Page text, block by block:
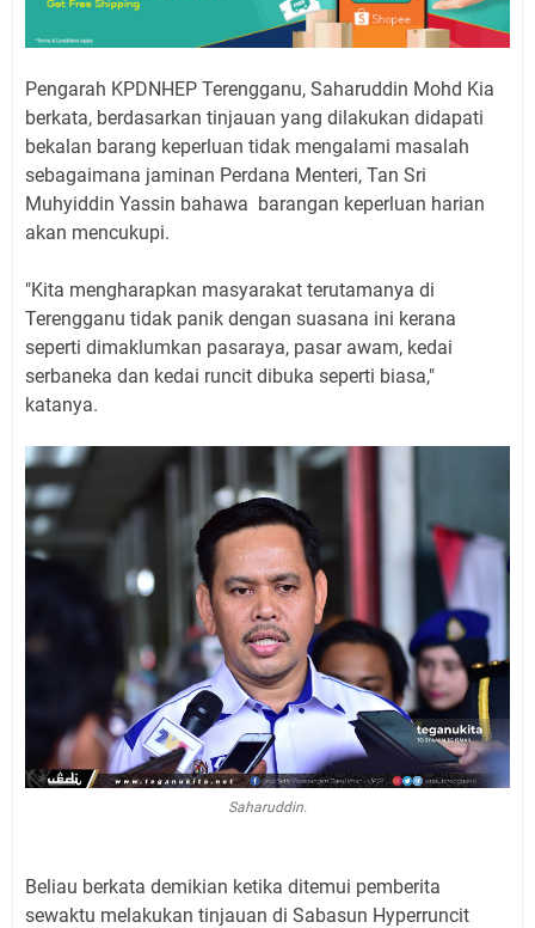
Pengarah KPDNHEP Terengganu, Saharuddin Mohd Kia
berkata, berdasarkan tinjauan yang dilakukan didapati
bekalan barang keperluan tidak mengalami masalah
sebagaimana jaminan Perdana Menteri, Tan Sri
Muhyiddin Yassin bahawa barangan keperluan harian
akan mencukupi.
"Kita mengharapkan masyarakat terutamanya di
Terengganu tidak panik dengan suasana ini kerana
seperti dimaklumkan pasaraya, pasar awam, kedai
serbaneka dan kedai runcit dibuka seperti biasa,"
katanya.
Saharuddin.
Beliau berkata demikian ketika ditemui pemberita
sewaktu melakukan tinjauan di Sabasun Hyperruncit